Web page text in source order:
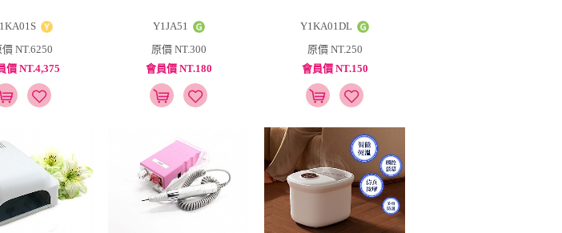
價 NT.6250
價 NT.4,375
Y1JA51
原價 NT.300
會員價 NT.180
Y1KA01DL
原價 NT.250
會員價 NT.150